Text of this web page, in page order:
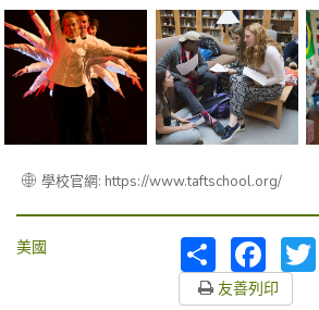
學校官網: https://www.taftschool.org/
美國
分
友善列印